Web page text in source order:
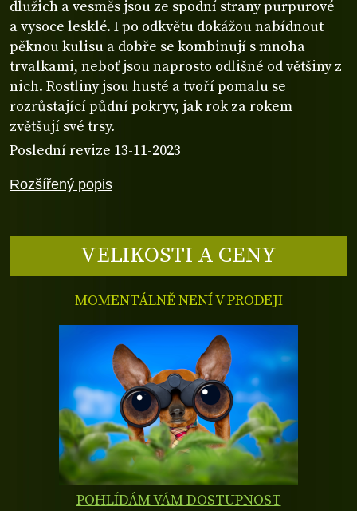
Rozšířený popis
dlužich a vesměs jsou ze spodní strany purpurové
a vysoce lesklé. I po odkvětu dokážou nabídnout
pěknou kulisu a dobře se kombinují s mnoha
trvalkami, neboť jsou naprosto odlišné od většiny z
nich. Rostliny jsou husté a tvoří pomalu se
rozrůstající půdní pokryv, jak rok za rokem
zvětšují své trsy.
Poslední revize 13-11-2023
VELIKOSTI A CENY
MOMENTÁLNĚ NENÍ V PRODEJI
POHLÍDÁM VÁM DOSTUPNOST